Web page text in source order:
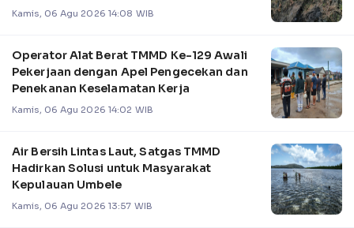
Kamis, 06 Agu 2026 14:08 WIB
Operator Alat Berat TMMD Ke-129 Awali
Pekerjaan dengan Apel Pengecekan dan
Penekanan Keselamatan Kerja
Kamis, 06 Agu 2026 14:02 WIB
Air Bersih Lintas Laut, Satgas TMMD
Hadirkan Solusi untuk Masyarakat
Kepulauan Umbele
Kamis, 06 Agu 2026 13:57 WIB